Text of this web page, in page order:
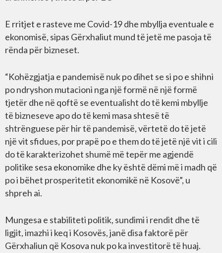
E rritjet e rasteve me Covid-19 dhe mbyllja eventuale e
ekonomisë, sipas Gërxhaliut mund të jetë me pasoja të
rënda për bizneset.
“Kohëzgjatja e pandemisë nuk po dihet se si po e shihni
po ndryshon mutacioni nga një formë në një formë
tjetër dhe në qoftë se eventualisht do të kemi mbyllje
të bizneseve apo do të kemi masa shtesë të
shtrënguese për hir të pandemisë, vërtetë do të jetë
një vit sfidues, por prapë po e them do të jetë një vit i cili
do të karakterizohet shumë më tepër me agjendë
politike sesa ekonomike dhe ky është dëmi më i madh që
po i bëhet prosperitetit ekonomikë në Kosovë”, u
shpreh ai.
Mungesa e stabiliteti politik, sundimi i rendit dhe të
ligjit, imazhi i keq i Kosovës, janë disa faktorë për
Gërxhaliun që Kosova nuk po ka investitorë të huaj.